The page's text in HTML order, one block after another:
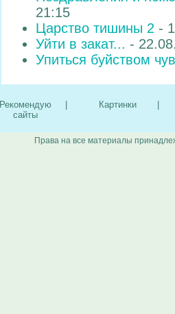
21:15
Царство тишины 2 -
Уйти в закат... -
Упиться буйством
Рекомендую
сайты
Картинки
Права на все материалы